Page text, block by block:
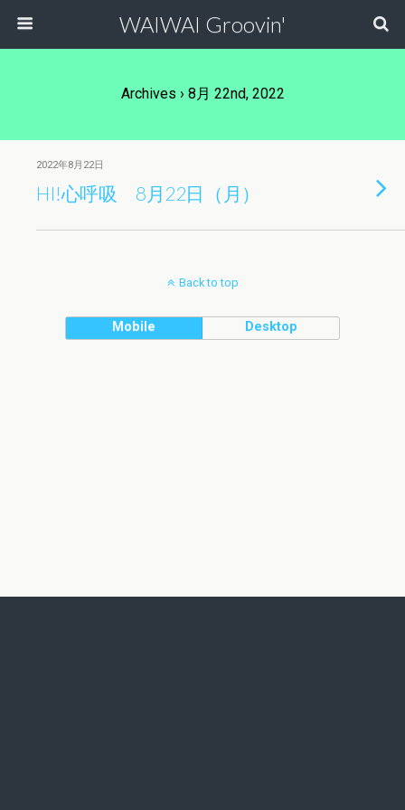
WAIWAI Groovin'
Archives › 8月 22nd, 2022
2022年8月22日
HI!心呼吸 8月22日（月）
Back to top
Mobile Desktop